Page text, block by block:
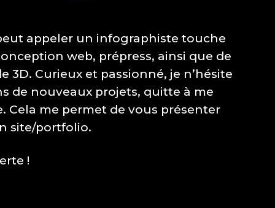
appeler un infographiste touche
web, prépress, ainsi que de
3D. Curieux et passionné, je n’hésite
de nouveaux projets, quitte à me
Cela me permet de vous présenter
site/portfolio.
!